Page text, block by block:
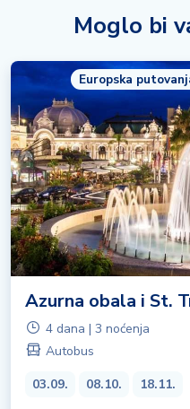
Moglo bi
Europska
Azurna obala i St.
4 dana | 3 noćenja
Autobus
03.09.
08.10. 18.11.